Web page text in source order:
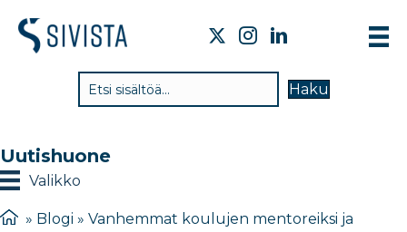
Haku
Uutishuone
Valikko
» Blogi » Vanhemmat koulujen mentoreiksi ja